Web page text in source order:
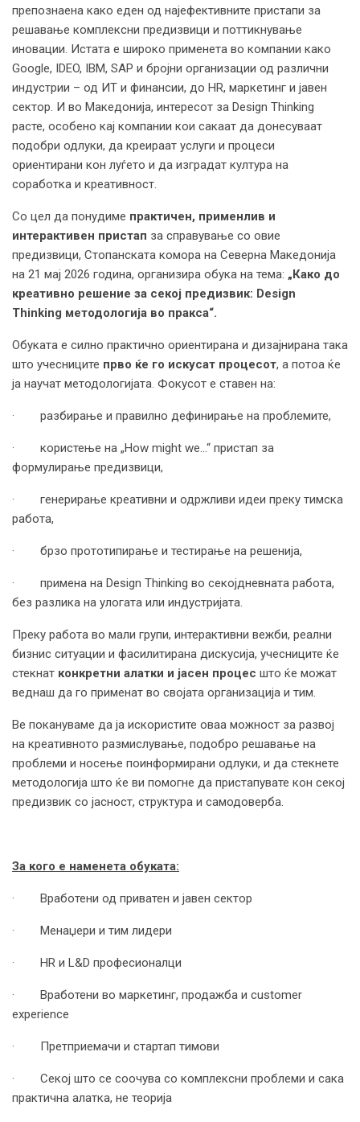
препознаена како еден од најефективните пристапи за
решавање комплексни предизвици и поттикнување
иновации. Истата е широко применета во компании како
Google, IDEO, IBM, SAP и бројни организации од различни
индустрии – од ИТ и финансии, до HR, маркетинг и јавен
сектор. И во Македонија, интересот за Design Thinking
расте, особено кај компании кои сакаат да донесуваат
подобри одлуки, да креираат услуги и процеси
ориентирани кон луѓето и да изградат култура на
соработка и креативност.
Со цел да понудиме практичен, применлив и
интерактивен пристап за справување со овие
предизвици, Стопанската комора на Северна Македонија
на 21 мај 2026 година, организира обука на тема: „Како до
креативно решение за секој предизвик: Design
Thinking методологија во пракса“.
Обуката е силно практично ориентирана и дизајнирана така
што учесниците прво ќе го искусат процесот, а потоа ќе
ја научат методологијата. Фокусот е ставен на:
· разбирање и правилно дефинирање на проблемите,
· користење на „How might we...“ пристап за
формулирање предизвици,
· генерирање креативни и одржливи идеи преку тимска
работа,
· брзо прототипирање и тестирање на решенија,
· примена на Design Thinking во секојдневната работа,
без разлика на улогата или индустријата.
Преку работа во мали групи, интерактивни вежби, реални
бизнис ситуации и фасилитирана дискусија, учесниците ќе
стекнат конкретни алатки и јасен процес што ќе можат
веднаш да го применат во својата организација и тим.
Ве покануваме да ја искористите оваа можност за развој
на креативното размислување, подобро решавање на
проблеми и носење поинформирани одлуки, и да стекнете
методологија што ќе ви помогне да пристапувате кон секој
предизвик со јасност, структура и самодоверба.
За кого е наменета обуката:
· Вработени од приватен и јавен сектор
· Менаџери и тим лидери
· HR и L&D професионалци
· Вработени во маркетинг, продажба и customer
experience
· Претприемачи и стартап тимови
· Секој што се соочува со комплексни проблеми и сака
практична алатка, не теорија